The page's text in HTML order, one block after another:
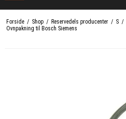
Forside / Shop / Reservedels producenter / S /
Ovnpakning til Bosch Siemens